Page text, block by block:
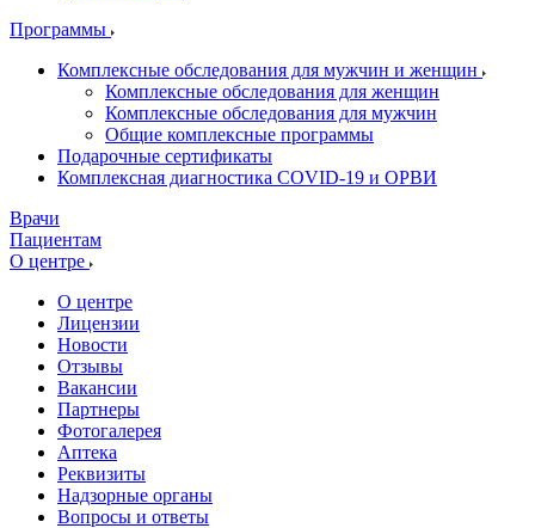
Программы
Комплексные обследования для мужчин и женщин
Комплексные обследования для женщин
Комплексные обследования для мужчин
Общие комплексные программы
Подарочные сертификаты
Комплексная диагностика COVID-19 и ОРВИ
Врачи
Пациентам
О центре
О центре
Лицензии
Новости
Отзывы
Вакансии
Партнеры
Фотогалерея
Аптека
Реквизиты
Надзорные органы
Вопросы и ответы